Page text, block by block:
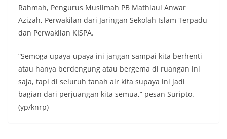
Rahmah, Pengurus Muslimah PB Mathlaul Anwar
Azizah, Perwakilan dari Jaringan Sekolah Islam Terpadu
dan Perwakilan KISPA.
“Semoga upaya-upaya ini jangan sampai kita berhenti
atau hanya berdengung atau bergema di ruangan ini
saja, tapi di seluruh tanah air kita supaya ini jadi
bagian dari perjuangan kita semua,” pesan Suripto.
(yp/knrp)